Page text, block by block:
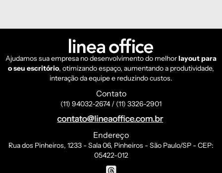
Ajudamos sua empresa no desenvolvimento do melhorlayout para
o seu escritório, otimizando espaço, aumentando a produtividade,
interação da equipe e reduzindo custos.
Contato
(11) 94032-2674 / (11) 3326-2901
Endereço
Rua dos Pinheiros, 1233 - Sala 06, Pinheiros - São Paulo/SP - CEP:
05422-012